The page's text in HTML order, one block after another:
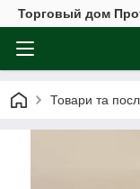
Торговый дом
Товари та